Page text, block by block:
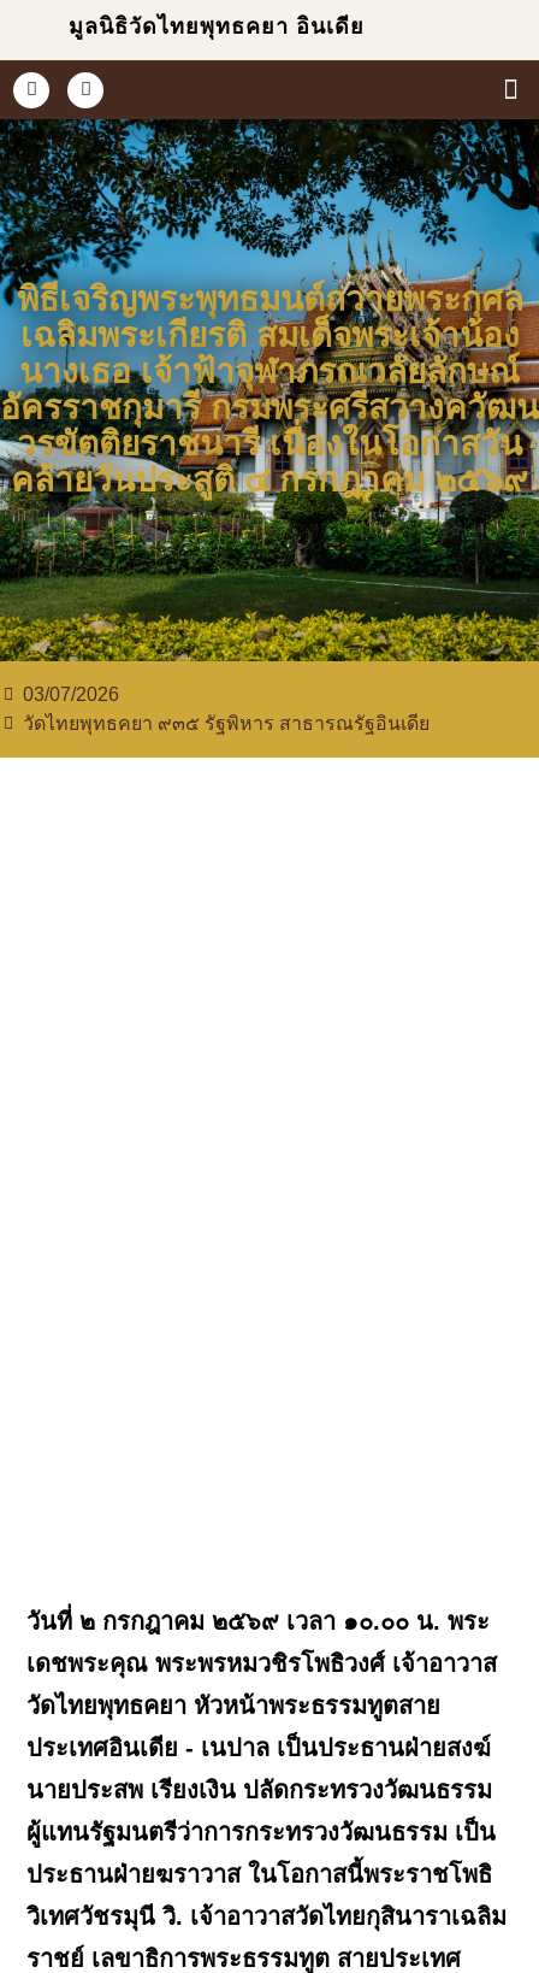
มูลนิธิวัดไทยพุทธคยา อินเดีย
พิธีเจริญพระพุทธมนต์ถวายพระกุศล
เฉลิมพระเกียรติ สมเด็จพระเจ้าน้อง
นางเธอ เจ้าฟ้าจุฬาภรณวลัยลักษณ์
อัครราชกุมารี กรมพระศรีสวางควัฒน
วรขัตติยราชนารี เนื่องในโอกาสวัน
คล้ายวันประสูติ ๔ กรกฎาคม ๒๕๖๙
03/07/2026
วัดไทยพุทธคยา ๙๓๕​ รัฐพิหาร สาธารณรัฐอินเดีย
วันที่ ๒ กรกฎาคม ๒๕๖๙ เวลา ๑๐.๐๐ น. พระ
เดชพระคุณ พระพรหมวชิรโพธิวงศ์ เจ้าอาวาส
วัดไทยพุทธคยา หัวหน้าพระธรรมทูตสาย
ประเทศอินเดีย - เนปาล เป็นประธานฝ่ายสงฆ์
นายประสพ เรียงเงิน ปลัดกระทรวงวัฒนธรรม
ผู้แทนรัฐมนตรีว่าการกระทรวงวัฒนธรรม เป็น
ประธานฝ่ายฆราวาส ในโอกาสนี้พระราชโพธิ
วิเทศวัชรมุนี วิ. เจ้าอาวาสวัดไทยกุสินาราเฉลิม
ราชย์ เลขาธิการพระธรรมทูต สายประเทศ